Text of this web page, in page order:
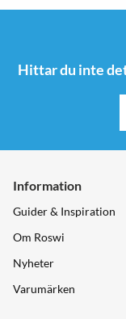
Hittar du inte
Information
Guider & Inspiration
Om Roswi
Nyheter
Varumärken